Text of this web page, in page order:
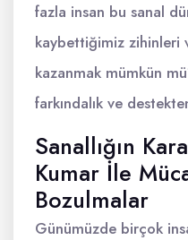
fazla insan bu sanal
kaybettiğimiz zihinleri
kazanmak mümkün
farkındalık ve
Sanallığın
Kumar İle
Bozulmalar
Günümüzde birçok